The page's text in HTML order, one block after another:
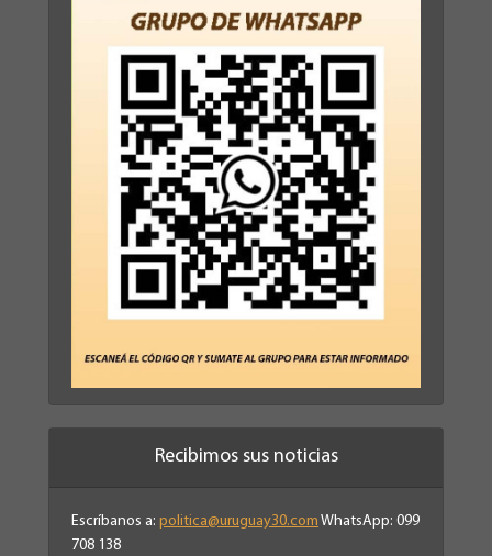
Recibimos sus noticias
Escríbanos a: politica@uruguay30.com WhatsApp: 099
708 138